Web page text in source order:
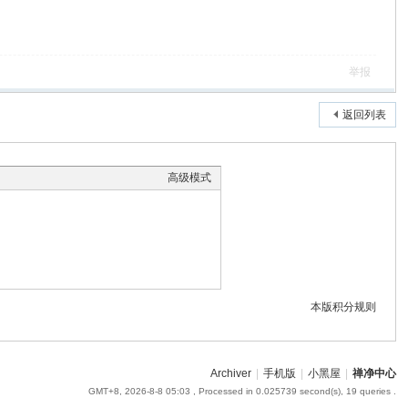
举报
返回列表
高级模式
本版积分规则
Archiver 手机版 小黑屋 禅净中心
GMT+8, 2026-8-8 05:03 , Processed in 0.025739 second(s), 19 queries .